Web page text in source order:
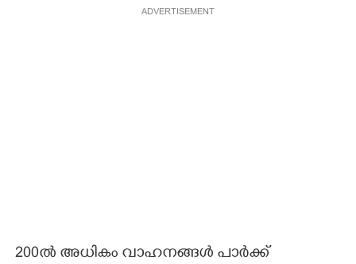
ADVERTISEMENT
200ൽ അധികം വാഹനങ്ങൾ പാർക്ക്